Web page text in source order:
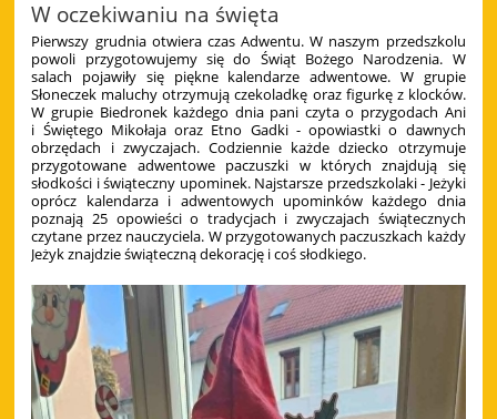
W oczekiwaniu na święta
Pierwszy grudnia otwiera czas Adwentu. W naszym przedszkolu
powoli przygotowujemy się do Świąt Bożego Narodzenia. W
salach pojawiły się piękne kalendarze adwentowe. W grupie
Słoneczek maluchy otrzymują czekoladkę oraz figurkę z klocków.
W grupie Biedronek każdego dnia pani czyta o przygodach Ani
i Świętego Mikołaja oraz Etno Gadki - opowiastki o dawnych
obrzędach i zwyczajach. Codziennie każde dziecko otrzymuje
przygotowane adwentowe paczuszki w którychznajdują się
słodkości i świąteczny upominek. Najstarsze przedszkolaki - Jeżyki
oprócz kalendarza i adwentowych upominków każdego dnia
poznają 25 opowieści o tradycjach i zwyczajach świątecznych
czytane przez nauczyciela. W przygotowanych paczuszkach każdy
Jeżyk znajdzie świąteczną dekorację i coś słodkiego.